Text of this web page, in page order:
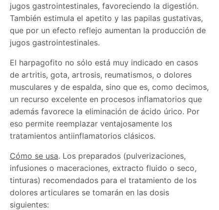
jugos gastrointestinales, favoreciendo la digestión.
También estimula el apetito y las papilas gustativas,
que por un efecto reflejo aumentan la producción de
jugos gastrointestinales.
El harpagofito no sólo está muy indicado en casos
de artritis, gota, artrosis, reumatismos, o dolores
musculares y de espalda, sino que es, como decimos,
un recurso excelente en procesos inflamatorios que
además favorece la eliminación de ácido úrico. Por
eso permite reemplazar ventajosamente los
tratamientos antiinflamatorios clásicos.
Cómo se usa. Los preparados (pulverizaciones,
infusiones o maceraciones, extracto fluido o seco,
tinturas) recomendados para el tratamiento de los
dolores articulares se tomarán en las dosis
siguientes: